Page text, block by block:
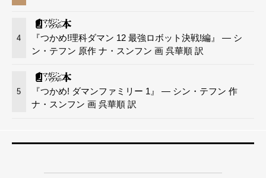
4
『つかめ!理科ダマン 12 最強ロボット決戦!編』 — シ
ン・テフン 原作 ナ・スンフン 画 呉華順 訳
5
『つかめ! ダマンファミリー 1』 — シン・テフン 作
ナ・スンフン 画 呉華順 訳